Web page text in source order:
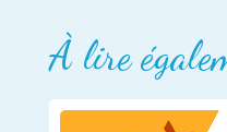
À lire